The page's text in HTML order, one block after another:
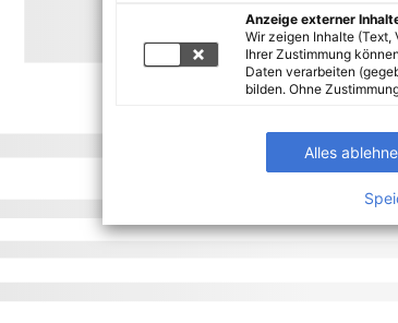
Anzeige externer
Wir zeigen Inhalte
Ihrer Zustimmung
Daten verarbeiten
bilden. Ohne
Alles